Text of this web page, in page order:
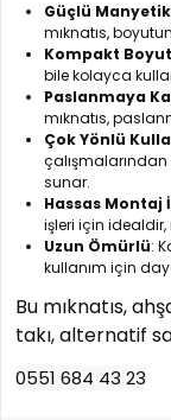
Güçlü
mıknatıs,
Kompakt Boyut
bile kolayca
Paslanmaya
mıknatıs,
Çok Yönlü
sunar.
Hassas Montaj
işleri için
Uzun Ömürlü:
kullanım için
Bu mıknatıs,
takı, alternatif
0551 684 43 23